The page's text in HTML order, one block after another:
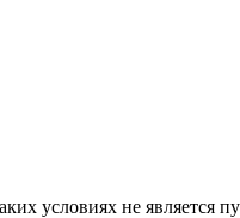
условиях не является